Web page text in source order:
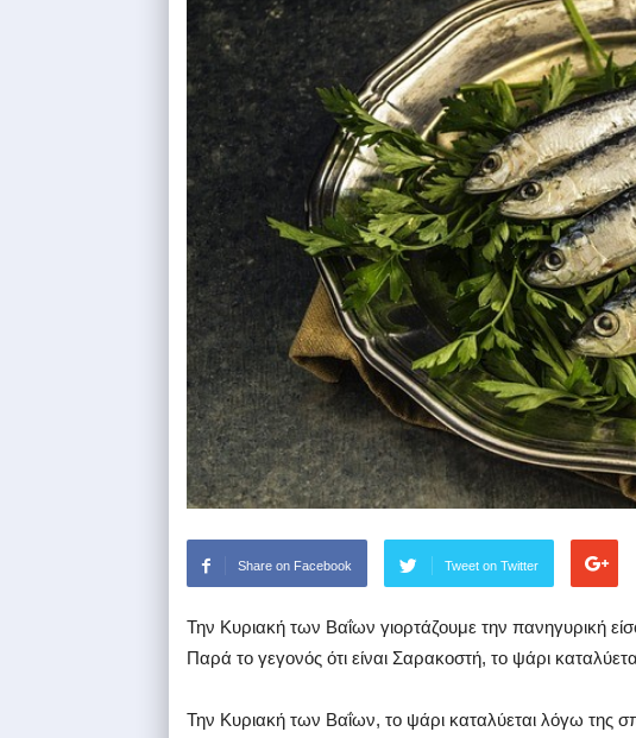
Share on Facebook Tweet on Twitter
Την Κυριακή των Βαΐων γιορτάζουμε την πανηγυρική
Παρά το γεγονός ότι είναι Σαρακοστή, το ψάρι
Την Κυριακή των Βαΐων, το ψάρι καταλύεται λόγω της